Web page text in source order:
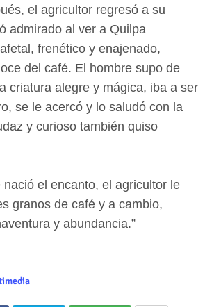
el agricultor regresó a su
admirado al ver a Quilpa
frenético y enajenado,
del café. El hombre supo de
criatura alegre y mágica, iba a ser
se le acercó y lo saludó con la
y curioso también quiso
el encanto, el agricultor le
granos de café y a cambio,
y abundancia.”